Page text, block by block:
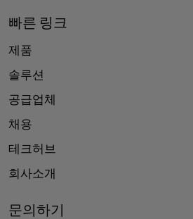
빠른 링크
제품
솔루션
공급업체
채용
테크허브
회사소개
문의하기